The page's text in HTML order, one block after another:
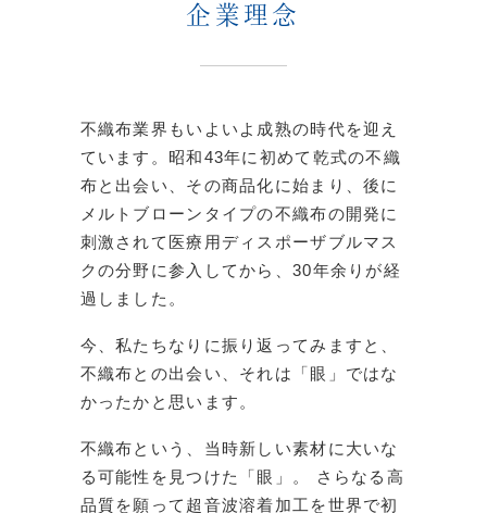
企業理念
不織布業界もいよいよ成熟の時代を迎え
ています。昭和43年に初めて乾式の不織
布と出会い、その商品化に始まり、後に
メルトブローンタイプの不織布の開発に
刺激されて医療用ディスポーザブルマス
クの分野に参入してから、30年余りが経
過しました。
今、私たちなりに振り返ってみますと、
不織布との出会い、それは「眼」ではな
かったかと思います。
不織布という、当時新しい素材に大いな
る可能性を見つけた「眼」。 さらなる高
品質を願って超音波溶着加工を世界で初